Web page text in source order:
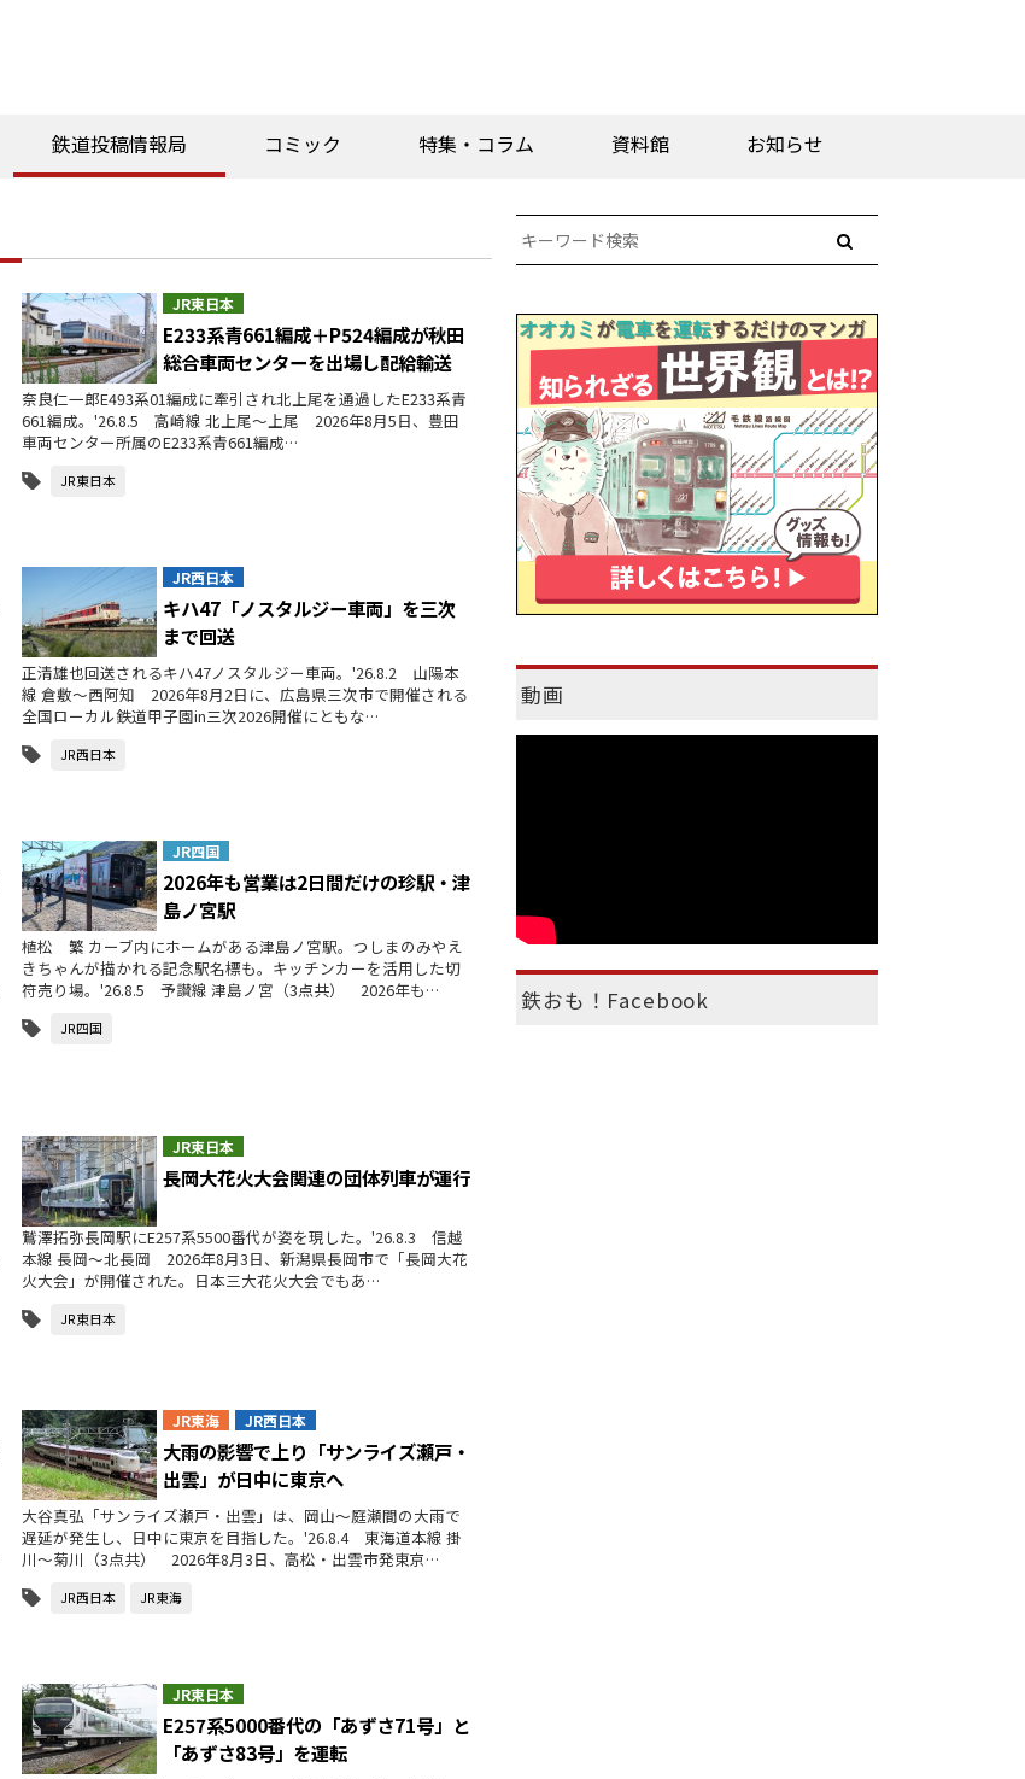
鉄道投稿情報局 コミック 特集・コラム 資料館 お知らせ
JR東日本
E233系青661編成＋P524編成が秋田
総合車両センターを出場し配給輸送
奈良仁一郎E493系01編成に牽引され北上尾を通過したE233系青
661編成。'26.8.5 高崎線 北上尾～上尾 2026年8月5日、豊田
車両センター所属のE233系青661編成…
JR東日本
JR西日本
キハ47「ノスタルジー車両」を三次
まで回送
正清雄也回送されるキハ47ノスタルジー車両。'26.8.2 山陽本
線 倉敷～西阿知 2026年8月2日に、広島県三次市で開催される
全国ローカル鉄道甲子園in三次2026開催にともな…
JR西日本
JR四国
2026年も営業は2日間だけの珍駅・津
島ノ宮駅
植松 繁 カーブ内にホームがある津島ノ宮駅。つしまのみやえ
きちゃんが描かれる記念駅名標も。キッチンカーを活用した切
符売り場。'26.8.5 予讃線 津島ノ宮（3点共） 2026年も…
JR四国
JR東日本
長岡大花火大会関連の団体列車が運行
鷲澤拓弥長岡駅にE257系5500番代が姿を現した。'26.8.3 信越
本線 長岡〜北長岡 2026年8月3日、新潟県長岡市で「長岡大花
火大会」が開催された。日本三大花火大会でもあ…
JR東日本
JR東海 JR西日本
大雨の影響で上り「サンライズ瀬戸・
出雲」が日中に東京へ
大谷真弘「サンライズ瀬戸・出雲」は、岡山～庭瀬間の大雨で
遅延が発生し、日中に東京を目指した。'26.8.4 東海道本線 掛
川～菊川（3点共） 2026年8月3日、高松・出雲市発東京…
JR西日本 JR東海
JR東日本
E257系5000番代の「あずさ71号」と
「あずさ83号」を運転
動画
鉄おも！Facebook